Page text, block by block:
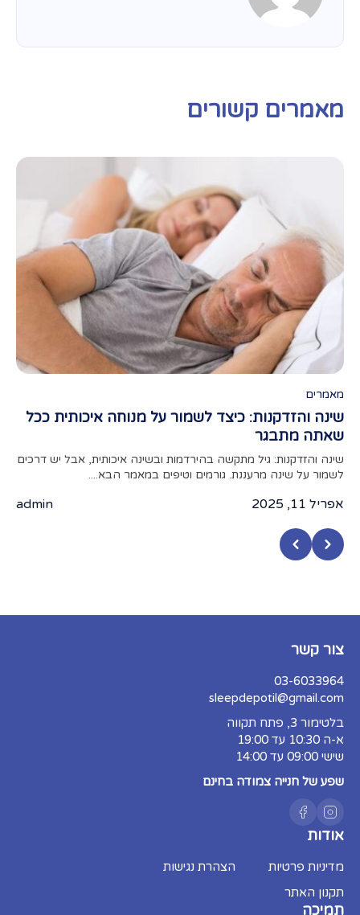
מאמרים קשורים
מאמרים
שינה והזדקנות: כיצד לשמור על מנוחה איכותית ככל
שאתה מתבגר
שינה והזדקנות: גיל מתקשה בהירדמות ובשינה איכותית, אבל יש דרכים
לשמור על שינה מרעננת. גורמים וטיפים במאמר הבא....
אפריל 11, 2025 admin
תמיכה
אודות
מדיניות פרטיות
הצהרת נגישות
תקנון האתר
צור קשר
03-6033964
sleepdepotil@gmail.com
בלטימור 3, פתח תקווה
א-ה 10:30 עד 19:00
שישי 09:00 עד 14:00
שפע של חנייה צמודה בחינם